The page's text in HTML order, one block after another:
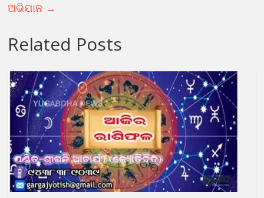
ଅଭିଯାନ →
Related Posts